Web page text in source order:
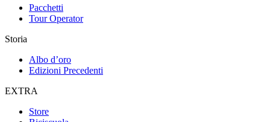
Pacchetti
Tour Operator
Storia
Albo d’oro
Edizioni Precedenti
EXTRA
Store